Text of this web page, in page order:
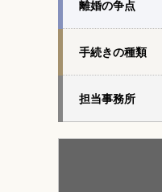
離婚の争点
手続きの種類
担当事務所